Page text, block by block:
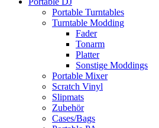
Portable Turntables
Turntable Modding
Fader
Tonarm
Platter
Sonstige Moddings
Portable Mixer
Scratch Vinyl
Slipmats
Zubehör
Cases/Bags